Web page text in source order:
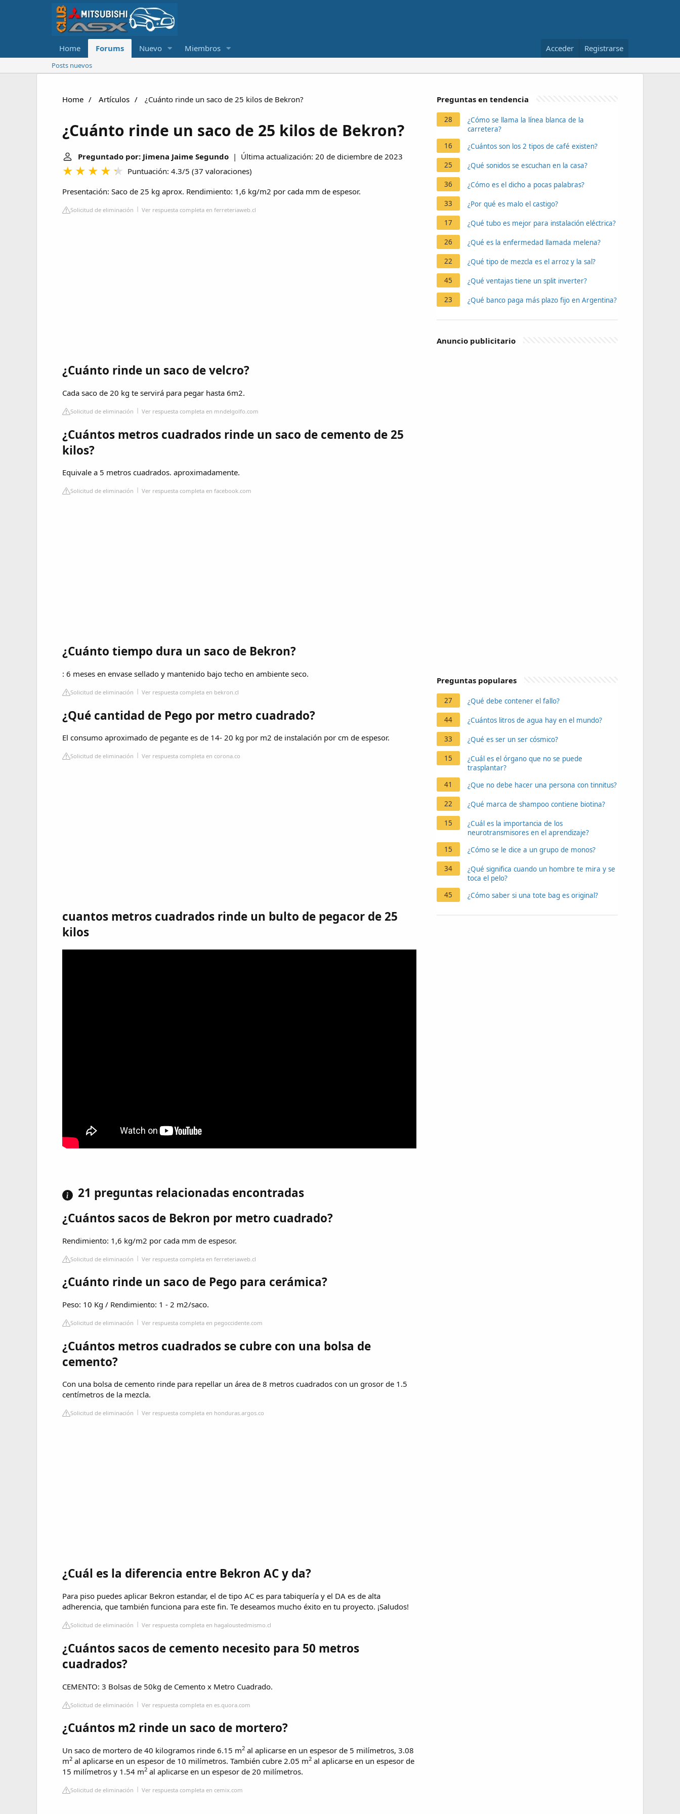
Home Forums Nuevo Miembros Acceder Registrarse
Posts nuevos
Home Artículos ¿Cuánto rinde un saco de 25 kilos de Bekron?
¿Cuánto rinde un saco de 25 kilos de Bekron?
Preguntado por: Jimena Jaime Segundo | Última actualización: 20 de diciembre de 2023
Puntuación: 4.3/5 (37 valoraciones)
Presentación: Saco de 25 kg aprox. Rendimiento: 1,6 kg/m2 por cada mm de espesor.
Solicitud de eliminación Ver respuesta completa en ferreteriaweb.cl
¿Cuánto rinde un saco de velcro?
Cada saco de 20 kg te servirá para pegar hasta 6m2.
Solicitud de eliminación Ver respuesta completa en mndelgolfo.com
¿Cuántos metros cuadrados rinde un saco de cemento de 25
kilos?
Equivale a 5 metros cuadrados. aproximadamente.
Solicitud de eliminación Ver respuesta completa en facebook.com
¿Cuánto tiempo dura un saco de Bekron?
: 6 meses en envase sellado y mantenido bajo techo en ambiente seco.
Solicitud de eliminación Ver respuesta completa en bekron.cl
¿Qué cantidad de Pego por metro cuadrado?
El consumo aproximado de pegante es de 14- 20 kg por m2 de instalación por cm de espesor.
Solicitud de eliminación Ver respuesta completa en corona.co
cuantos metros cuadrados rinde un bulto de pegacor de 25
kilos
21 preguntas relacionadas encontradas
¿Cuántos sacos de Bekron por metro cuadrado?
Rendimiento: 1,6 kg/m2 por cada mm de espesor.
Solicitud de eliminación Ver respuesta completa en ferreteriaweb.cl
¿Cuánto rinde un saco de Pego para cerámica?
Peso: 10 Kg / Rendimiento: 1 - 2 m2/saco.
Solicitud de eliminación Ver respuesta completa en pegoccidente.com
¿Cuántos metros cuadrados se cubre con una bolsa de
cemento?
Con una bolsa de cemento rinde para repellar un área de 8 metros cuadrados con un grosor de 1.5
centímetros de la mezcla.
Solicitud de eliminación Ver respuesta completa en honduras.argos.co
¿Cuál es la diferencia entre Bekron AC y da?
Para piso puedes aplicar Bekron estandar, el de tipo AC es para tabiquería y el DA es de alta
adherencia, que también funciona para este fin. Te deseamos mucho éxito en tu proyecto. ¡Saludos!
Solicitud de eliminación Ver respuesta completa en hagaloustedmismo.cl
¿Cuántos sacos de cemento necesito para 50 metros
cuadrados?
CEMENTO: 3 Bolsas de 50kg de Cemento x Metro Cuadrado.
Solicitud de eliminación Ver respuesta completa en es.quora.com
¿Cuántos m2 rinde un saco de mortero?
Un saco de mortero de 40 kilogramos rinde 6.15 m2 al aplicarse en un espesor de 5 milímetros, 3.08
m2 al aplicarse en un espesor de 10 milímetros. También cubre 2.05 m2 al aplicarse en un espesor de
15 milímetros y 1.54 m2 al aplicarse en un espesor de 20 milímetros.
Solicitud de eliminación Ver respuesta completa en cemix.com
Preguntas en tendencia
28
¿Cómo se llama la línea blanca de la
carretera?
16
¿Cuántos son los 2 tipos de café existen?
25 ¿Qué sonidos se escuchan en la casa?
36 ¿Cómo es el dicho a pocas palabras?
33 ¿Por qué es malo el castigo?
17 ¿Qué tubo es mejor para instalación eléctrica?
26 ¿Qué es la enfermedad llamada melena?
22 ¿Qué tipo de mezcla es el arroz y la sal?
45 ¿Qué ventajas tiene un split inverter?
23 ¿Qué banco paga más plazo fijo en Argentina?
Anuncio publicitario
Preguntas populares
27 ¿Qué debe contener el fallo?
44 ¿Cuántos litros de agua hay en el mundo?
33 ¿Qué es ser un ser cósmico?
15
¿Cuál es el órgano que no se puede
trasplantar?
41
¿Que no debe hacer una persona con tinnitus?
22 ¿Qué marca de shampoo contiene biotina?
15
¿Cuál es la importancia de los
neurotransmisores en el aprendizaje?
15
¿Cómo se le dice a un grupo de monos?
34
¿Qué significa cuando un hombre te mira y se
toca el pelo?
45
¿Cómo saber si una tote bag es original?